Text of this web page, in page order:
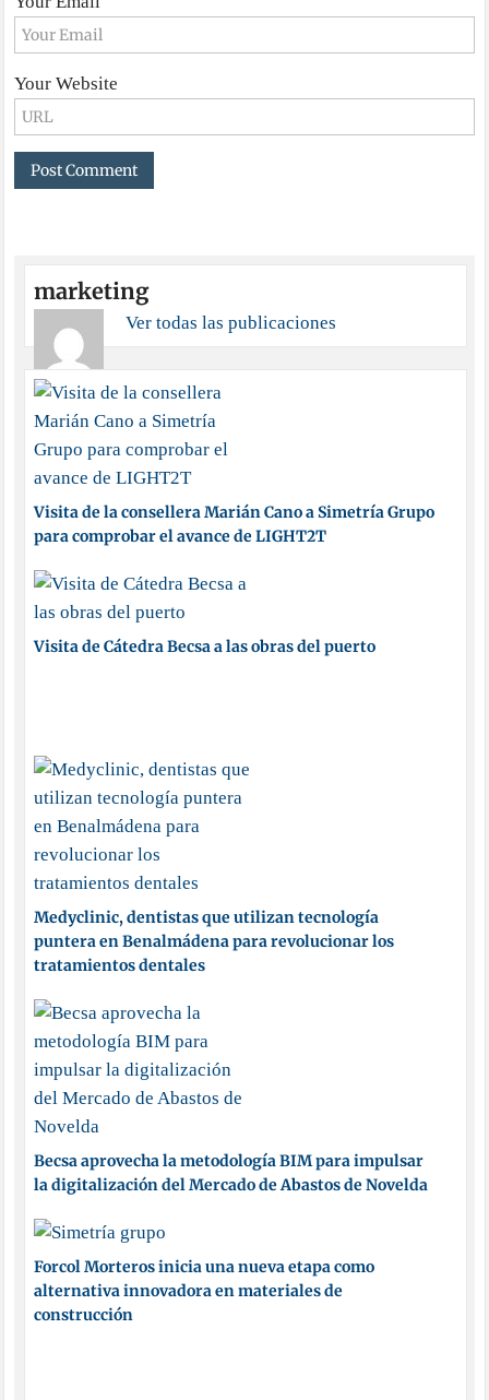
Your Website
marketing
Ver todas las publicaciones
Visita de la consellera Marián Cano a Simetría Grupo
para comprobar el avance de LIGHT2T
Visita de Cátedra Becsa a las obras del puerto
Medyclinic, dentistas que utilizan tecnología
puntera en Benalmádena para revolucionar los
tratamientos dentales
Becsa aprovecha la metodología BIM para impulsar
la digitalización del Mercado de Abastos de Novelda
Forcol Morteros inicia una nueva etapa como
alternativa innovadora en materiales de
construcción